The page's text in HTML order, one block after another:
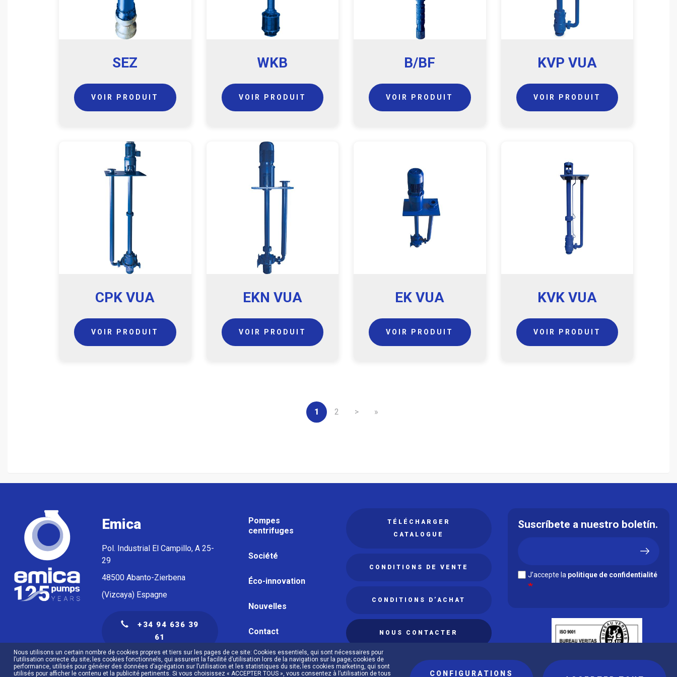
SEZ
VOIR PRODUIT
WKB
VOIR PRODUIT
B/BF
VOIR PRODUIT
KVP VUA
VOIR PRODUIT
CPK VUA
VOIR PRODUIT
EKN VUA
VOIR PRODUIT
EK VUA
VOIR PRODUIT
KVK VUA
VOIR PRODUIT
Page
courante
1 Page
2
Page
>
Dernière
»
Nous utilisons un certain nombre de cookies propres et tiers sur les pages de ce site: Cookies essentiels, qui sont nécessaires pour
l’utilisation correcte du site; les cookies fonctionnels, qui assurent la facilité d’utilisation lors de la navigation sur la page; cookies de
performance, utilisés pour générer des données d’agrégation sur l’utilisation et les statistiques du site; les cookies marketing, qui sont
utilisés pour afficher le contenu et la publicité pertinents. Si vous choisissez « ACCEPTER TOUS », vous consentez à l’utilisation de tous
CONFIGURATIONS
Emica
Pol. Industrial El Campillo, A 25-
29
48500 Abanto-Zierbena
(Vizcaya) Espagne
+34 94 636 39
61
Navegación
principal
Pompes
centrifuges
Société
Éco-innovation
Nouvelles
Contact
TÉLÉCHARGER
CATALOGUE
CONDITIONS DE VENTE
CONDITIONS D’ACHAT
NOUS CONTACTER
Suscríbete a nuestro boletín.
J’accepte la politique de confidentialité